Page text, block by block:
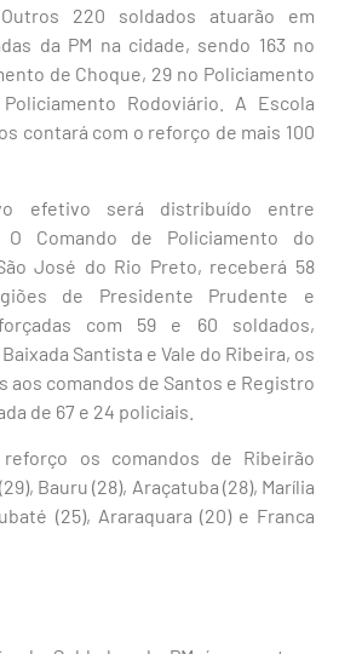
220 soldados atuarão em
da PM na cidade, sendo 163 no
de Choque, 29 no Policiamento
Rodoviário. A Escola
contará com o reforço de mais 100
efetivo será distribuído entre
Comando de Policiamento do
José do Rio Preto, receberá 58
de Presidente Prudente e
com 59 e 60 soldados,
Santista e Vale do Ribeira, os
aos comandos de Santos e Registro
de 67 e 24 policiais.
os comandos de Ribeirão
Bauru (28), Araçatuba (28), Marília
(25), Araraquara (20) e Franca